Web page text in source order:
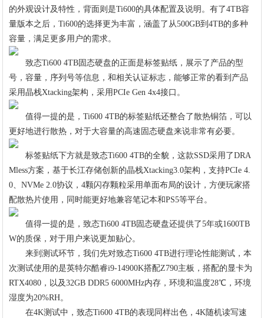
的外观设计及特性，背面则是Ti600的具体配置及说明。有了4TB容
量版本之后，Ti600的选择更为丰富，涵盖了从500GB到4TB的多种
容量，满足更多用户的需求。
致态Ti600 4TB固态硬盘的正面是标签贴纸，展示了产品的型
号，容量，序列号等信息，和相关认证标志，能够正常的看到产品
采用晶栈Xtacking架构，采用PCIe Gen 4x4接口。
值得一提的是，Ti600 4TB的标签贴纸还整合了散热铜箔，可以
更好地进行散热，对于大容量的高速固态硬盘来说非常有必要。
标签贴纸下方就是致态Ti600 4TB的全貌，这款SSD采用了DRA
Mless方案，基于长江存储创新的晶栈Xtacking3.0架构，支持PCIe 4.
0、NVMe 2.0协议，4颗闪存颗粒采用单面布局的设计，方便玩家搭
配散热片使用，同时能更好地兼容笔记本和PS5等平台。
值得一提的是，致态Ti600 4TB固态硬盘还提供了5年或1600TB
W的质保，对于用户来说更加贴心。
来到测试环节，我们先对致态Ti600 4TB进行理论性能测试，本
次测试使用的是英特尔酷睿i9-14900K搭配Z790主板，搭配的显卡为
RTX4080，以及32GB DDR5 6000MHz内存，环境和温度28℃，环境
湿度为20%RH。
在4K测试中，致态Ti600 4TB的表现同样出色，4K随机读写速